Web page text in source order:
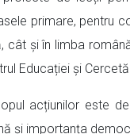
primare, pentru
cât și în limba
Educației și
acțiunilor este
și importanța